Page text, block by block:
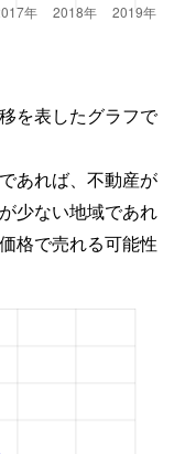
を表したグラフで
あれば、不動産が
少ない地域であれ
格で売れる可能性